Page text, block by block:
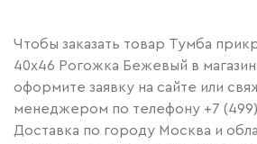
Чтобы заказать товар Тумба
40x46 Рогожка Бежевый в
оформите заявку на сайте или
менеджером по телефону +7
Доставка по городу Москва и